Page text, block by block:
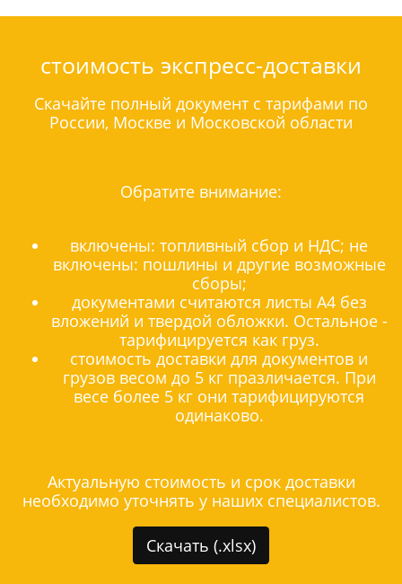
стоимость экспресс-доставки
Скачайте полный документ с тарифами по
России, Москве и Московской области
Обратите внимание:
включены: топливный сбор и НДС; не
включены: пошлины и другие возможные
сборы;
документами считаются листы А4 без
вложений и твердой обложки. Остальное -
тарифицируется как груз.
стоимость доставки для документов и
грузов весом до 5 кг празличается. При
весе более 5 кг они тарифицируются
одинаково.
Актуальную стоимость и срок доставки
необходимо уточнять у наших специалистов.
Скачать (.xlsx)